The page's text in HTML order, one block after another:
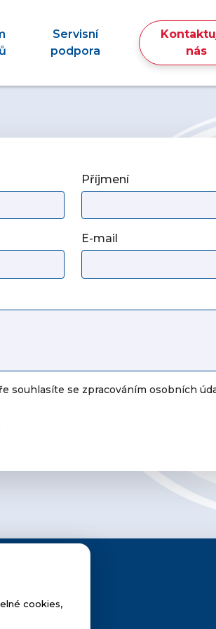
Servisní
podpora
nás
Příjmení
E-mail
souhlasíte se zpracováním osobních
cookies,